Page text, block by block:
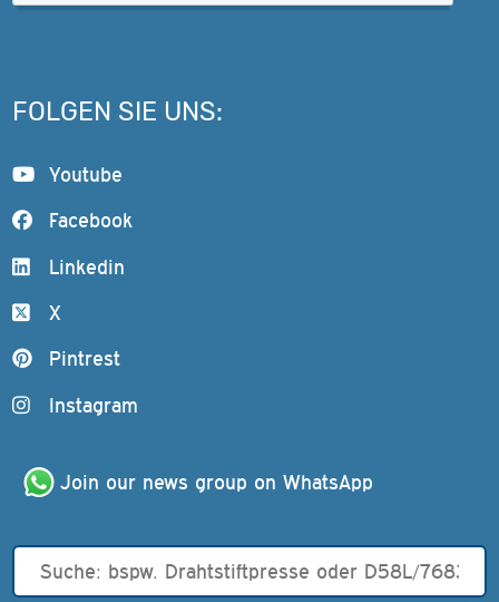
FOLGEN SIE UNS:
Youtube
Facebook
Linkedin
X
Pintrest
Instagram
Join our news group on WhatsApp